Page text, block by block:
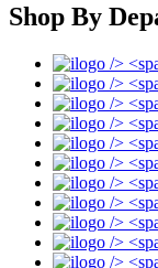
Shop By